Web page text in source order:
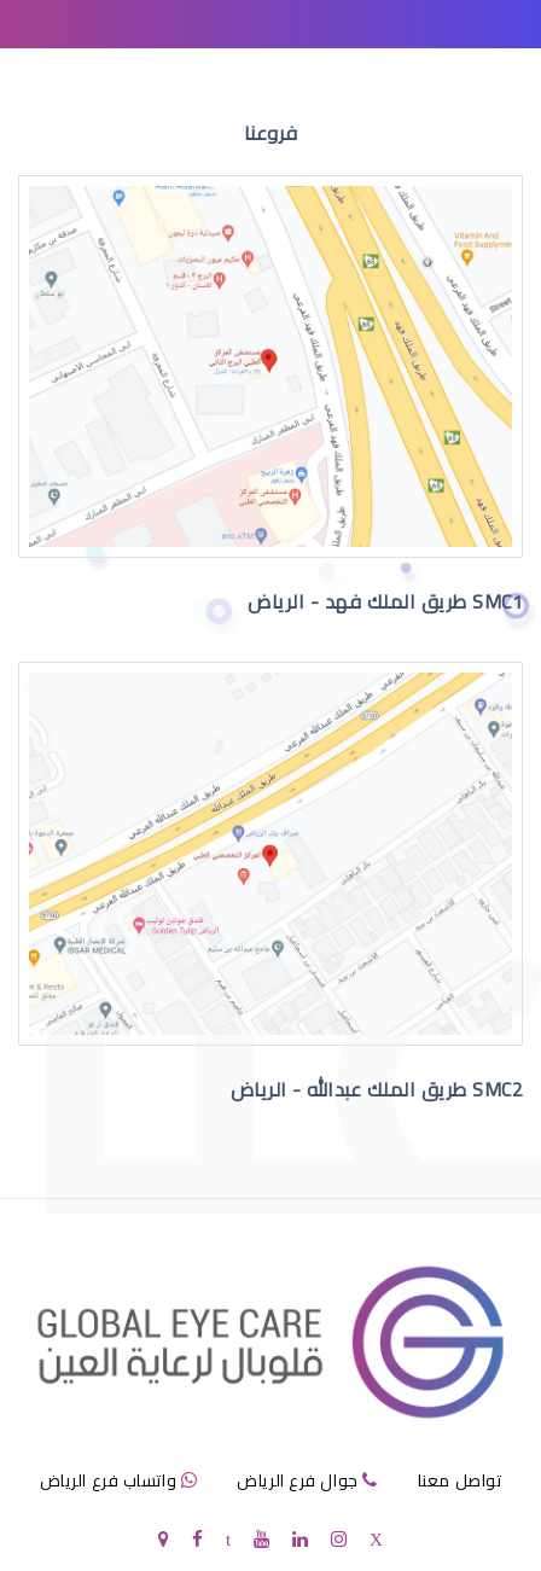
العدسات اللاصقة الطبية الشهرية
العدسات اللاصقة الطبية الدائمة
العدسات اللاصقة الطبية الصلبة
العدسات اللاصقة الصلبة واللينة
فروعنا
SMC1 طريق الملك فهد - الرياض
SMC2 طريق الملك عبدالله - الرياض
تواصل معنا جوال فرع الرياض واتساب فرع الرياض